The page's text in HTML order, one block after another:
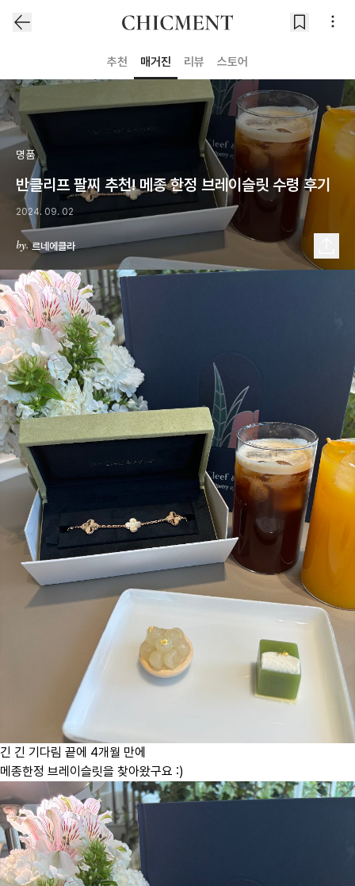
추천 매거진 리뷰 스토어
명품
반클리프 팔찌 추천! 메종 한정 브레이슬릿 수령 후기
2024. 09. 02
르네에클라
긴 긴 기다림 끝에 4개월 만에
메종한정 브레이슬릿을 찾아왔구요 :)